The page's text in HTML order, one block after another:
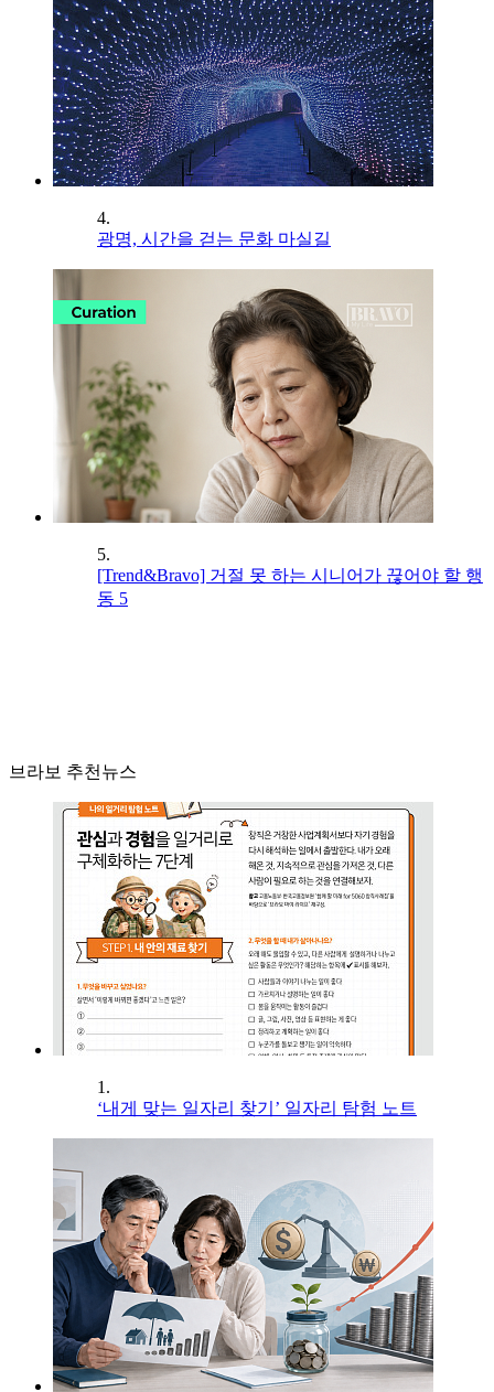
4.
광명, 시간을 걷는 문화 마실길
5.
[Trend&Bravo] 거절 못 하는 시니어가 끊어야 할 행
동 5
브라보 추천뉴스
1.
‘내게 맞는 일자리 찾기’ 일자리 탐험 노트